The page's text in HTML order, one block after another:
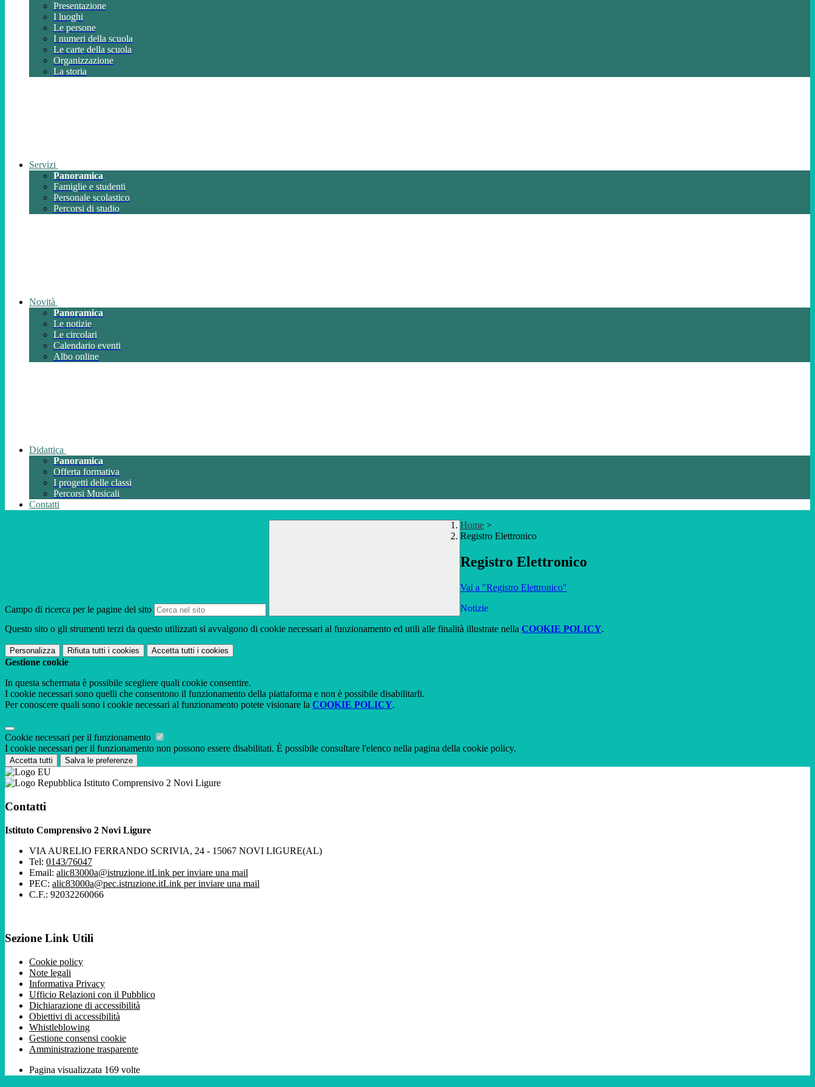
Presentazione
I luoghi
Le persone
I numeri della scuola
Le carte della scuola
Organizzazione
La storia
Servizi
Panoramica
Famiglie e studenti
Personale scolastico
Percorsi di studio
Novità
Panoramica
Le notizie
Le circolari
Calendario eventi
Albo online
Didattica
Panoramica
Offerta formativa
I progetti delle classi
Percorsi Musicali
Contatti
Campo di ricerca per le pagine del sito
Home >
Registro Elettronico
Registro Elettronico
Vai a "Registro Elettronico"
Notizie
Questo sito o gli strumenti terzi da questo utilizzati si avvalgono di cookie necessari al funzionamento ed utili alle finalità illustrate nella COOKIE POLICY.
Personalizza Rifiuta tutti i cookies Accetta tutti i cookies
Gestione cookie
In questa schermata è possibile scegliere quali cookie consentire.
I cookie necessari sono quelli che consentono il funzionamento della piattaforma e non è possibile disabilitarli.
Per conoscere quali sono i cookie necessari al funzionamento potete visionare la COOKIE POLICY.
Cookie necessari per il funzionamento
I cookie necessari per il funzionamento non possono essere disabilitati. È possibile consultare l'elenco nella pagina della cookie policy.
Accetta tutti Salva le preferenze
Istituto Comprensivo 2 Novi Ligure
Contatti
Istituto Comprensivo 2 Novi Ligure
VIA AURELIO FERRANDO SCRIVIA, 24 - 15067 NOVI LIGURE(AL)
Tel: 0143/76047
Email: alic83000a@istruzione.itLink per inviare una mail
PEC: alic83000a@pec.istruzione.itLink per inviare una mail
C.F.: 92032260066
Sezione Link Utili
Cookie policy
Note legali
Informativa Privacy
Ufficio Relazioni con il Pubblico
Dichiarazione di accessibilità
Obiettivi di accessibilità
Whistleblowing
Gestione consensi cookie
Amministrazione trasparente
Pagina visualizzata 169 volte